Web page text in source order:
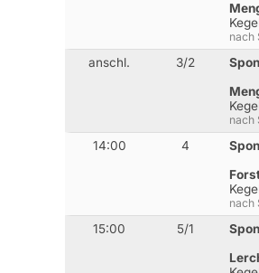
nach
anschl. 3/2
nach
14:00 4
nach
15:00 5/1